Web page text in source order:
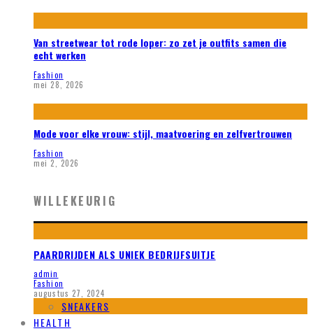
Van streetwear tot rode loper: zo zet je outfits samen die
echt werken
Fashion
mei 28, 2026
Mode voor elke vrouw: stijl, maatvoering en zelfvertrouwen
Fashion
mei 2, 2026
WILLEKEURIG
PAARDRIJDEN ALS UNIEK BEDRIJFSUITJE
admin
Fashion
augustus 27, 2024
SNEAKERS
HEALTH